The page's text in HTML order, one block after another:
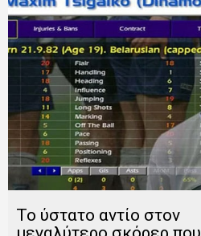
Το ύστατο αντίο στον